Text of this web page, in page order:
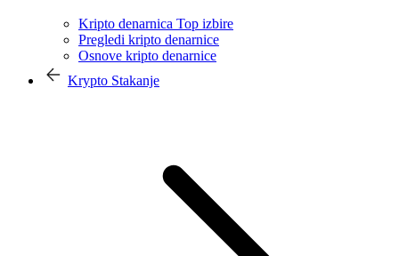
Kripto denarnica Top izbire
Pregledi kripto denarnice
Osnove kripto denarnice
Krypto Stakanje